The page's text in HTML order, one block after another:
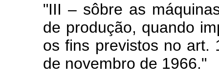
"III – sôbre as
de produção, quando
os fins previstos no art.
de novembro de 1966."